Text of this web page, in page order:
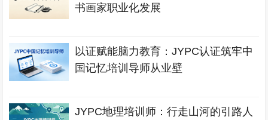
书画家职业化发展
以证赋能脑力教育：JYPC认证筑牢中
国记忆培训导师从业壁
JYPC地理培训师：行走山河的引路人